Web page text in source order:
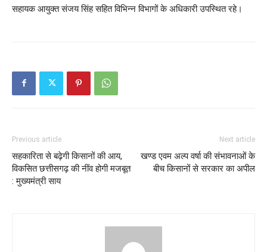
सहायक आयुक्त संजय सिंह सहित विभिन्न विभागों के अधिकारी उपस्थित रहे।
Previous article
सहकारिता से बढ़ेगी किसानों की आय,
विकसित छत्तीसगढ़ की नींव होगी मजबूत
: मुख्यमंत्री साय
Next article
खण्ड एवम अल्प वर्षा की संभावनाओं के
बीच किसानों से सरकार का अपील